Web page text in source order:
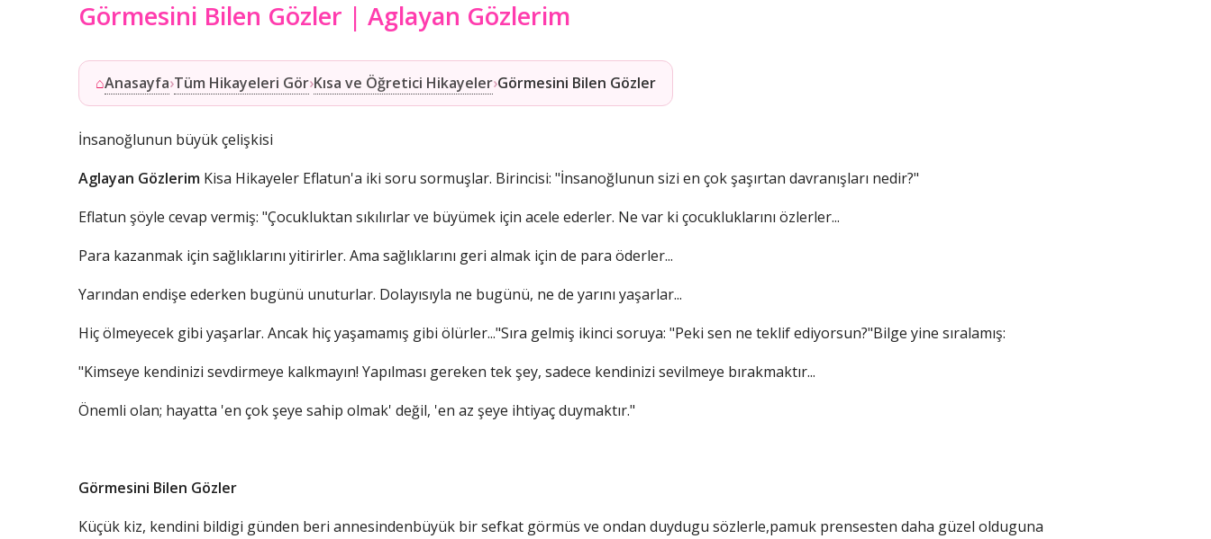
Görmesini Bilen Gözler | Aglayan Gözlerim
⌂Anasayfa›Tüm Hikayeleri Gör›Kısa ve Öğretici Hikayeler›Görmesini Bilen Gözler
İnsanoğlunun büyük çelişkisi
Aglayan Gözlerim Kisa Hikayeler Eflatun'a iki soru sormuşlar. Birincisi: "İnsanoğlunun sizi en çok şaşırtan davranışları nedir?"
Eflatun şöyle cevap vermiş: "Çocukluktan sıkılırlar ve büyümek için acele ederler. Ne var ki çocukluklarını özlerler...
Para kazanmak için sağlıklarını yitirirler. Ama sağlıklarını geri almak için de para öderler...
Yarından endişe ederken bugünü unuturlar. Dolayısıyla ne bugünü, ne de yarını yaşarlar...
Hiç ölmeyecek gibi yaşarlar. Ancak hiç yaşamamış gibi ölürler..."Sıra gelmiş ikinci soruya: "Peki sen ne teklif ediyorsun?"Bilge yine sıralamış:
"Kimseye kendinizi sevdirmeye kalkmayın! Yapılması gereken tek şey, sadece kendinizi sevilmeye bırakmaktır...
Önemli olan; hayatta 'en çok şeye sahip olmak' değil, 'en az şeye ihtiyaç duymaktır."
Görmesini Bilen Gözler
Küçük kiz, kendini bildigi günden beri annesindenbüyük bir sefkat görmüs ve ondan duydugu sözlerle,pamuk prensesten daha güzel olduguna